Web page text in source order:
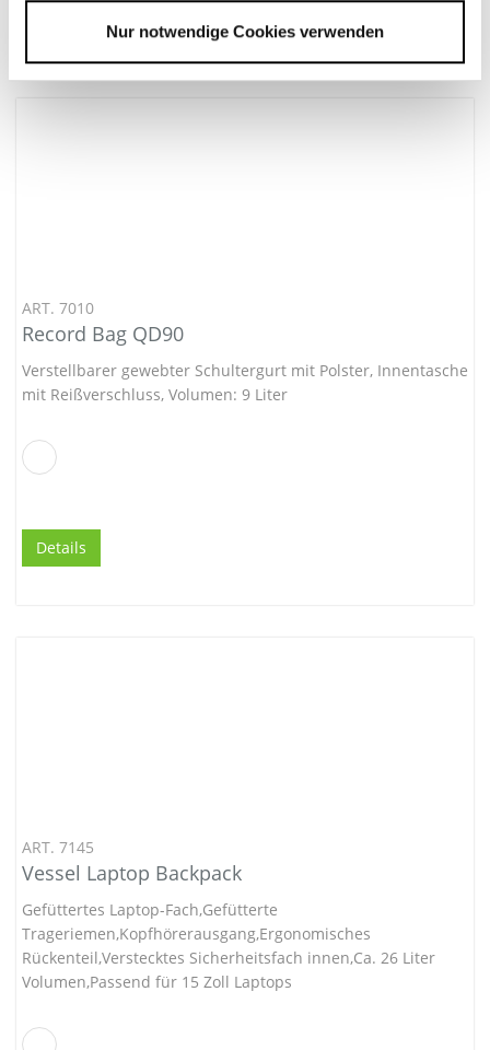
Nur notwendige Cookies verwenden
Details
ART. 7010
Record Bag QD90
Verstellbarer gewebter Schultergurt mit Polster, Innentasche
mit Reißverschluss, Volumen: 9 Liter
Details
ART. 7145
Vessel Laptop Backpack
Gefüttertes Laptop-Fach,Gefütterte
Trageriemen,Kopfhörerausgang,Ergonomisches
Rückenteil,Verstecktes Sicherheitsfach innen,Ca. 26 Liter
Volumen,Passend für 15 Zoll Laptops